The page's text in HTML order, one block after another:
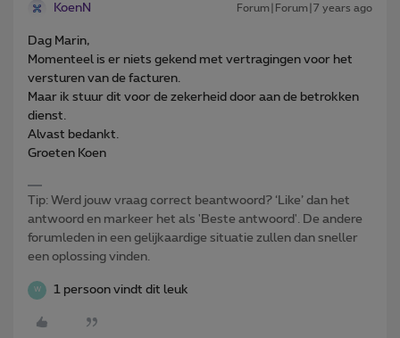
KoenN Forum|Forum|7 years ago
Dag Marin,
Momenteel is er niets gekend met vertragingen voor het
versturen van de facturen.
Maar ik stuur dit voor de zekerheid door aan de betrokken
dienst.
Alvast bedankt.
Groeten Koen
Tip: Werd jouw vraag correct beantwoord? ‘Like’ dan het
antwoord en markeer het als 'Beste antwoord'. De andere
forumleden in een gelijkaardige situatie zullen dan sneller
een oplossing vinden.
W 1 persoon vindt dit leuk